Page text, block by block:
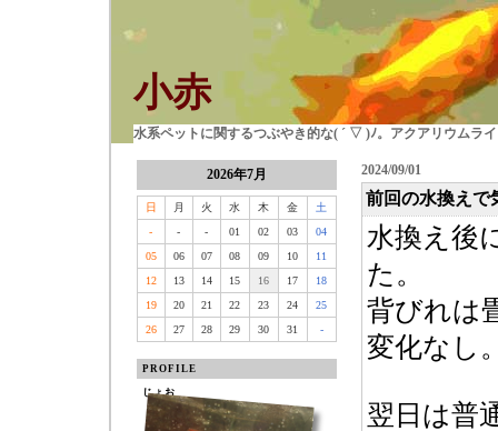
小赤
水系ペットに関するつぶやき的な( ´ ▽ )ﾉ。アクアリウムラ
2026年7月
日 月 火 水 木 金
土
-
- - 01 02 03
04
05
06 07 08 09 10
11
12
13 14 15 16 17
18
19
20 21 22 23 24
25
26
27 28 29 30 31 -
PROFILE
じょお
2024/09/01
前回の水換えで
水換え後
た。
背びれは
変化なし
翌日は普